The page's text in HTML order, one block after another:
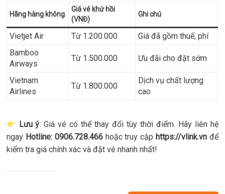
Hãng hàng không
Giá vé khứ hồi
(VNĐ)
Ghi chú
Vietjet Air Từ 1.200.000
Giá đã gồm thuế, phí
Bamboo
Airways
Từ 1.500.000 Ưu đãi cho đặt sớm
Vietnam
Airlines
Từ 1.800.000
Dịch vụ chất lượng
cao
Lưu ý: Giá vé có thể thay đổi tùy thời điểm. Hãy liên hệ
ngay Hotline: 0906.728.466hoặc truy cập https://vlink.vnđể
kiểm tra giá chính xác và đặt vé nhanh nhất!